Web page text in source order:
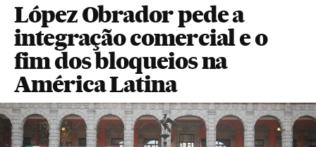
López Obrador pede a
integração comercial e o
fim dos bloqueios na
América Latina